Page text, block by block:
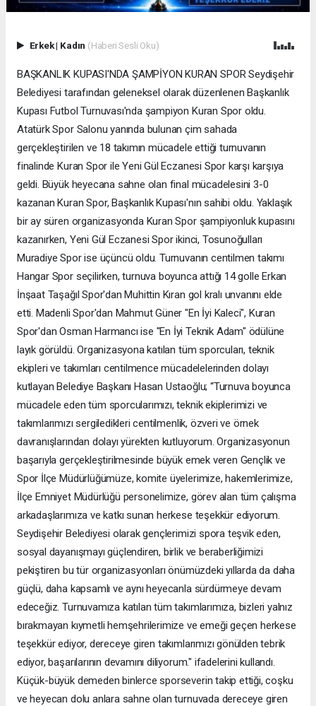
Erkek| Kadın (Haberi Sesli Oku)
BAŞKANLIK KUPASI'NDA ŞAMPİYON KURAN SPOR Seydişehir
Belediyesi tarafından geleneksel olarak düzenlenen Başkanlık
Kupası Futbol Turnuvası'nda şampiyon Kuran Spor oldu.
Atatürk Spor Salonu yanında bulunan çim sahada
gerçekleştirilen ve 18 takımın mücadele ettiği turnuvanın
finalinde Kuran Spor ile Yeni Gül Eczanesi Spor karşı karşıya
geldi. Büyük heyecana sahne olan final mücadelesini 3-0
kazanan Kuran Spor, Başkanlık Kupası'nın sahibi oldu. Yaklaşık
bir ay süren organizasyonda Kuran Spor şampiyonluk kupasını
kazanırken, Yeni Gül Eczanesi Spor ikinci, Tosunoğulları
Muradiye Spor ise üçüncü oldu. Turnuvanın centilmen takımı
Hangar Spor seçilirken, turnuva boyunca attığı 14 golle Erkan
İnşaat Taşağıl Spor'dan Muhittin Kıran gol kralı unvanını elde
etti. Madenli Spor'dan Mahmut Güner "En İyi Kaleci", Kuran
Spor'dan Osman Harmancı ise "En İyi Teknik Adam" ödülüne
layık görüldü. Organizasyona katılan tüm sporcuları, teknik
ekipleri ve takımları centilmence mücadelelerinden dolayı
kutlayan Belediye Başkanı Hasan Ustaoğlu; “Turnuva boyunca
mücadele eden tüm sporcularımızı, teknik ekiplerimizi ve
takımlarımızı sergiledikleri centilmenlik, özveri ve örnek
davranışlarından dolayı yürekten kutluyorum. Organizasyonun
başarıyla gerçekleştirilmesinde büyük emek veren Gençlik ve
Spor İlçe Müdürlüğümüze, komite üyelerimize, hakemlerimize,
İlçe Emniyet Müdürlüğü personelimize, görev alan tüm çalışma
arkadaşlarımıza ve katkı sunan herkese teşekkür ediyorum.
Seydişehir Belediyesi olarak gençlerimizi spora teşvik eden,
sosyal dayanışmayı güçlendiren, birlik ve beraberliğimizi
pekiştiren bu tür organizasyonları önümüzdeki yıllarda da daha
güçlü, daha kapsamlı ve aynı heyecanla sürdürmeye devam
edeceğiz. Turnuvamıza katılan tüm takımlarımıza, bizleri yalnız
bırakmayan kıymetli hemşehrilerimize ve emeği geçen herkese
teşekkür ediyor, dereceye giren takımlarımızı gönülden tebrik
ediyor, başarılarının devamını diliyorum." ifadelerini kullandı.
Küçük-büyük demeden binlerce sporseverin takip ettiği, coşku
ve heyecan dolu anlara sahne olan turnuvada dereceye giren